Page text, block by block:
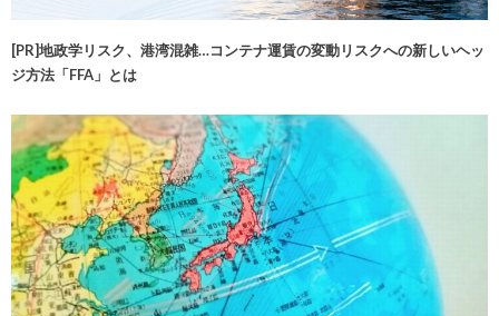
[PR]地政学リスク、港湾混雑…コンテナ運賃の変動リスクへの新しいヘッ
ジ方法「FFA」とは